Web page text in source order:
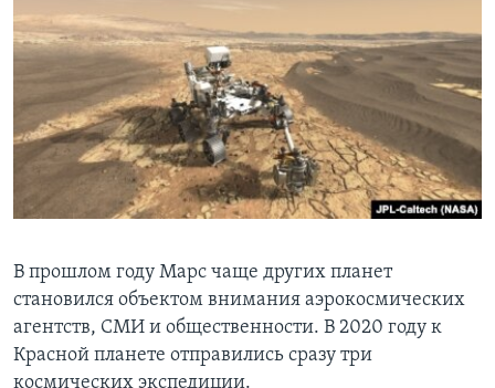
В прошлом году Марс чаще других планет
становился объектом внимания аэрокосмических
агентств, СМИ и общественности. В 2020 году к
Красной планете отправились сразу три
космических экспедиции.